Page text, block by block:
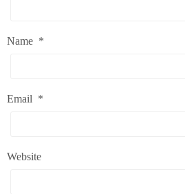
Name *
Email *
Website